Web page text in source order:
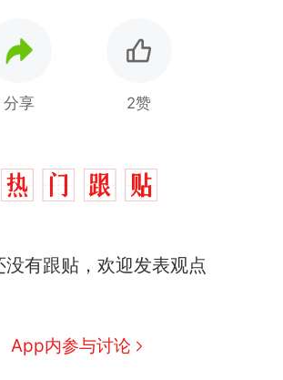
分享 2赞
没有跟贴，欢迎发表观点
App内参与讨论